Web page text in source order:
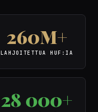
260M+
LAHJOITETTUA HUF:IA
28 000+